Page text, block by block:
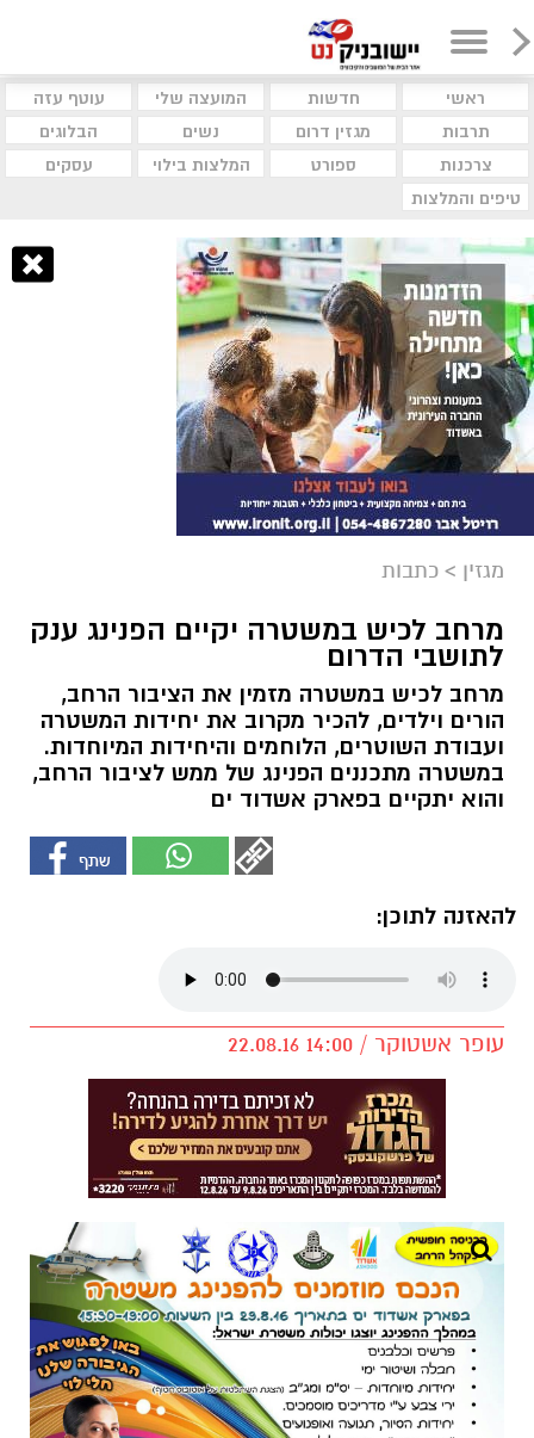
ראשי חדשות המועצה שלי
עוטף עזה
תרבות
מגזין דרום נשים
הבלוגים
צרכנות
ספורט המלצות בילוי
עסקים
טיפים והמלצות
מגזין > כתבות
מרחב לכיש במשטרה יקיים הפנינג ענק
לתושבי הדרום
מרחב לכיש במשטרה מזמין את הציבור הרחב,
הורים וילדים, להכיר מקרוב את יחידות המשטרה
ועבודת השוטרים, הלוחמים והיחידות המיוחדות.
במשטרה מתכננים הפנינג של ממש לציבור הרחב,
והוא יתקיים בפארק אשדוד ים
להאזנה לתוכן:
עופר אשטוקר / 14:00 22.08.16